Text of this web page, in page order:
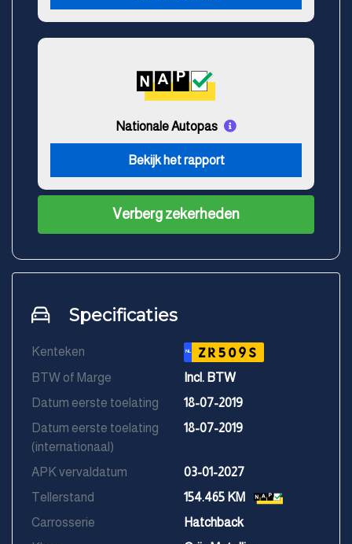
Nationale Autopas
Bekijk het rapport
Verberg zekerheden
Specificaties
Kenteken NL ZR509S
BTW of Marge
Incl. BTW
Datum eerste toelating
18-07-2019
Datum eerste toelating
(internationaal)
18-07-2019
APK vervaldatum
03-01-2027
Tellerstand
154.465 KM
Carrosserie
Hatchback